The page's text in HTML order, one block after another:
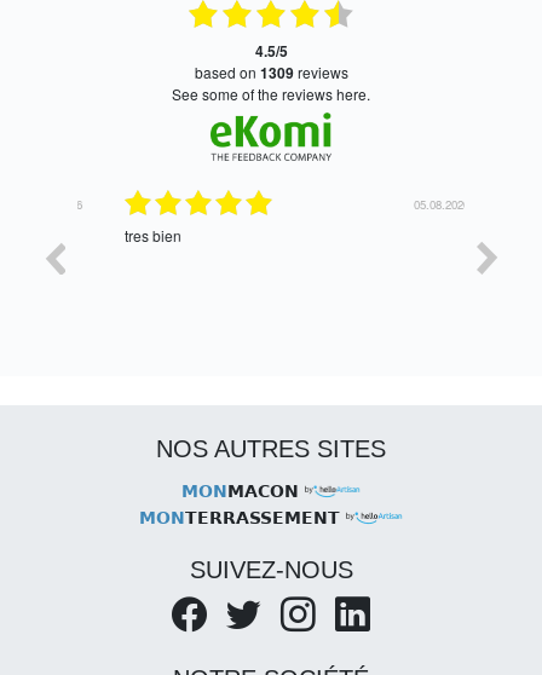
4.5/5
based on 1309reviews
see some of the reviews here.
05.08.2026
tres bien
NOS AUTRES SITES
MONMACON
MONTERRASSEMENT
SUIVEZ-NOUS